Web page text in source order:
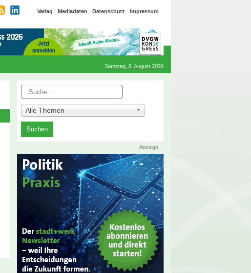
Verlag Mediadaten Datenschutz Impressum
Samstag, 8. August 2026
Suche
Alle Themen
Anzeige